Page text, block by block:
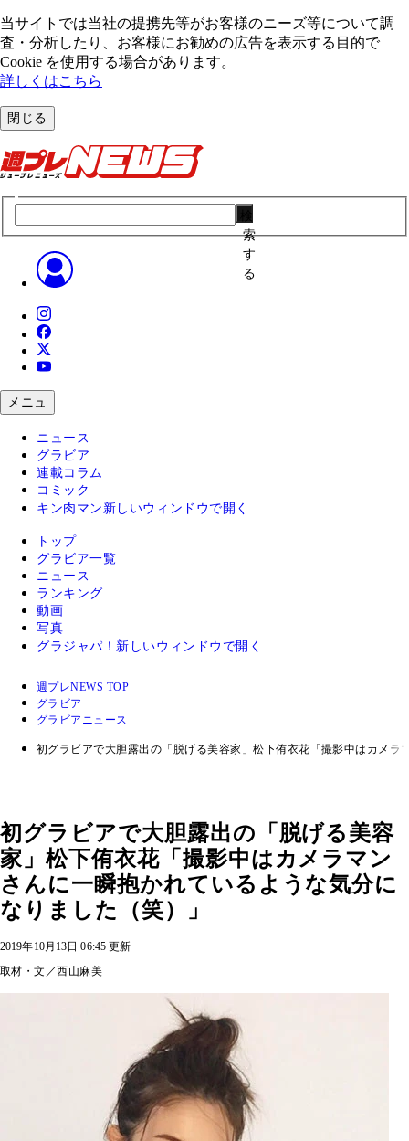
当サイトでは当社の提携先等がお客様のニーズ等について調
査・分析したり、お客様にお勧めの広告を表⽰する⽬的で
Cookie を使⽤する場合があります。
詳しくはこちら
閉じる
索
す
る
メニュ
ニュース
グラビア
連載コラム
コミック
キン肉マン 新しいウィンドウで開く
トップ
グラビア一覧
ニュース
ランキング
動画
写真
グラジャパ！ 新しいウィンドウで開く
週プレNEWS TOP
グラビア
グラビアニュース
初グラビアで大胆露出の「脱げる美容家」松下侑衣花「撮影中はカメ
初グラビアで大胆露出の「脱げる美容
家」松下侑衣花「撮影中はカメラマン
さんに一瞬抱かれているような気分に
なりました（笑）」
2019年10月13日 06:45 更新
取材・文／西山麻美